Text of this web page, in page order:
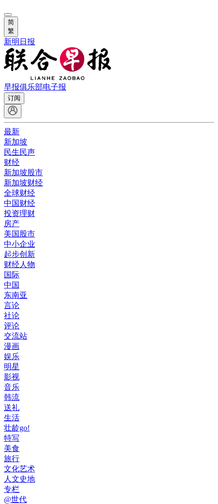
简
繁
新明日报
早报俱乐部电子报
订阅
最新
新加坡
民生民声
财经
新加坡股市
新加坡财经
全球财经
中国财经
投资理财
房产
美国股市
中小企业
起步创新
财经人物
国际
中国
东南亚
言论
社论
评论
交流站
漫画
娱乐
明星
影视
音乐
韩流
送礼
生活
壮龄go!
特写
美食
旅行
文化艺术
人文史地
专栏
@世代